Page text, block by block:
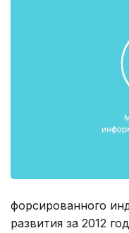
форсированного
развития за 2012